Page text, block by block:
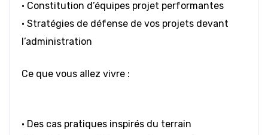
• Constitution d’équipes projet performantes
• Stratégies de défense de vos projets devant
l’administration
Ce que vous allez vivre :
• Des cas pratiques inspirés du terrain